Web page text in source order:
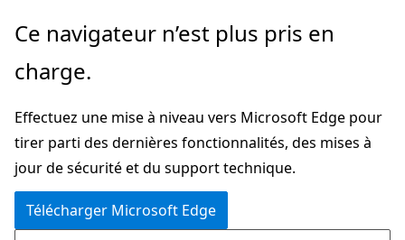
Passer
directement
au
principal
Passer
la
dans
la
page
Ce navigateur n’est plus pris en
charge.
Effectuez une mise à niveau vers Microsoft Edge pour
tirer parti des dernières fonctionnalités, des mises à
jour de sécurité et du support technique.
Télécharger Microsoft Edge